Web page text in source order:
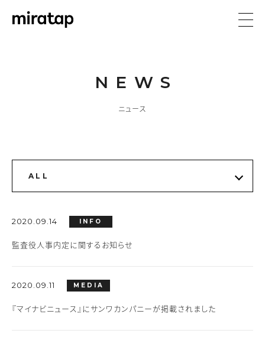
NEWS
ニュース
2020.09.14 INFO
監査役人事内定に関するお知らせ
2020.09.11 MEDIA
『マイナビニュース』にサンワカンパニーが掲載されました